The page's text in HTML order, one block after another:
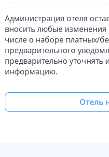
Администрация отеля
вносить любые
числе о наборе платных/
предварительного
предварительно
информацию.
Отель